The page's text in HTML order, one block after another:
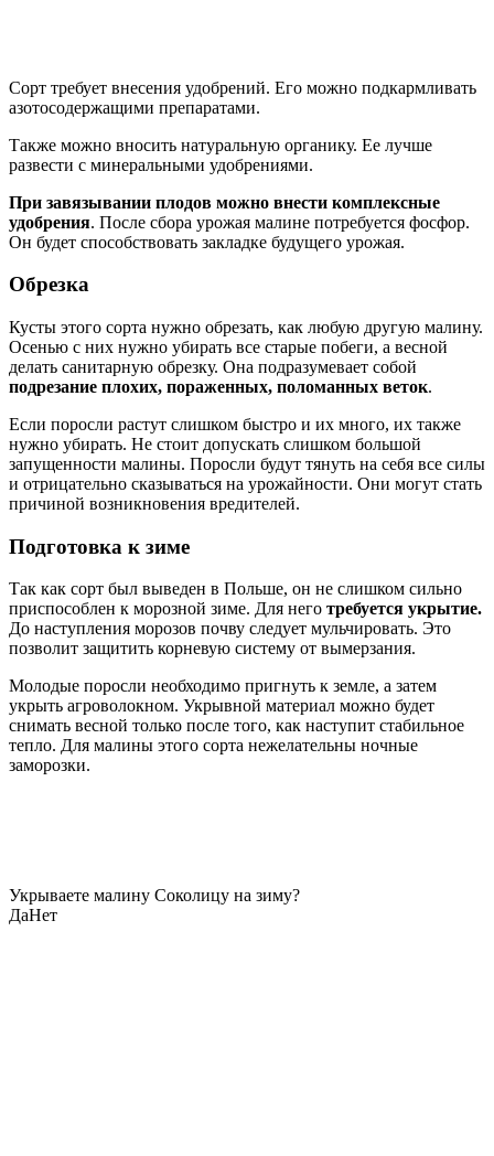
Сорт требует внесения удобрений. Его можно подкармливать
азотосодержащими препаратами.
Также можно вносить натуральную органику. Ее лучше
развести с минеральными удобрениями.
При завязывании плодов можно внести комплексные
удобрения. После сбора урожая малине потребуется фосфор.
Он будет способствовать закладке будущего урожая.
Обрезка
Кусты этого сорта нужно обрезать, как любую другую малину.
Осенью с них нужно убирать все старые побеги, а весной
делать санитарную обрезку. Она подразумевает собой
подрезание плохих, пораженных, поломанных веток.
Если поросли растут слишком быстро и их много, их также
нужно убирать. Не стоит допускать слишком большой
запущенности малины. Поросли будут тянуть на себя все силы
и отрицательно сказываться на урожайности. Они могут стать
причиной возникновения вредителей.
Подготовка к зиме
Так как сорт был выведен в Польше, он не слишком сильно
приспособлен к морозной зиме. Для него требуется укрытие.
До наступления морозов почву следует мульчировать. Это
позволит защитить корневую систему от вымерзания.
Молодые поросли необходимо пригнуть к земле, а затем
укрыть агроволокном. Укрывной материал можно будет
снимать весной только после того, как наступит стабильное
тепло. Для малины этого сорта нежелательны ночные
заморозки.
Укрываете малину Соколицу на зиму?
ДаНет